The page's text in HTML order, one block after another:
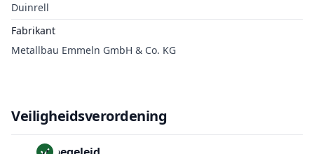
Duinrell
Fabrikant
Metallbau Emmeln GmbH & Co. KG
Veiligheidsverordening